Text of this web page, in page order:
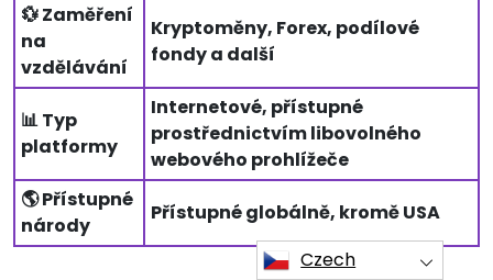
💱 Zaměření
na
vzdělávání
Kryptoměny, Forex, podílové
fondy a další
📊 Typ
platformy
Internetové, přístupné
prostřednictvím libovolného
webového prohlížeče
🌎 Přístupné
národy
Přístupné globálně, kromě USA
Czech